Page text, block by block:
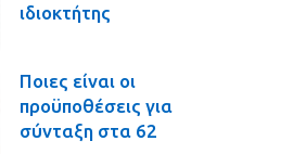
ιδιοκτήτης
Ποιες είναι οι
προϋποθέσεις για
σύνταξη στα 62